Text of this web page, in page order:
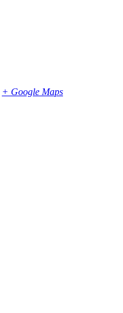
+ Google Maps